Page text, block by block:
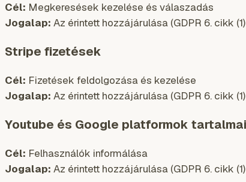
Cél: Megkeresések kezelése és válaszadás
Jogalap: Az érintett hozzájárulása (GDPR 6. cikk
Stripe fizetések
Cél: Fizetések feldolgozása és kezelése
Jogalap: Az érintett hozzájárulása (GDPR 6. cikk
Youtube és Google platformok
Cél: Felhasználók informálása
Jogalap: Az érintett hozzájárulása (GDPR 6. cikk